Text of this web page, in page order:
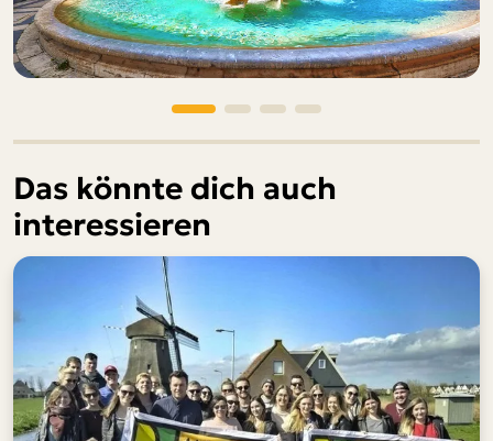
Das könnte dich auch
interessieren